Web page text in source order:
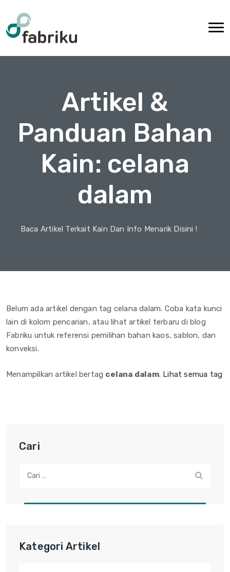
Artikel &
Panduan Bahan
Kain: celana
dalam
Baca Artikel Terkait Kain Dan Info Menarik Disini !
Belum ada artikel dengan tag celana dalam. Coba kata kunci
lain di kolom pencarian, atau lihat artikel terbaru di blog
Fabriku untuk referensi pemilihan bahan kaos, sablon, dan
konveksi.
Menampilkan artikel bertag celana dalam. Lihat semua tag
Cari
Kategori Artikel